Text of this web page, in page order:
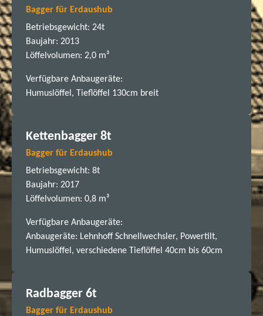
Bagger für Erdaushub
Betriebsgewicht: 24t
Baujahr: 2013
Löffelvolumen: 2,0 m³
Verfügbare Anbaugeräte:
Humuslöffel, Tieflöffel 130cm breit
Kettenbagger 8t
Bagger für Erdaushub
Betriebsgewicht: 8t
Baujahr: 2017
Löffelvolumen: 0,8 m³
Verfügbare Anbaugeräte:
Anbaugeräte: Lehnhoff Schnellwechsler, Powertilt,
Humuslöffel, verschiedene Tieflöffel 40cm bis 60cm
Radbagger 6t
Bagger für Erdaushub